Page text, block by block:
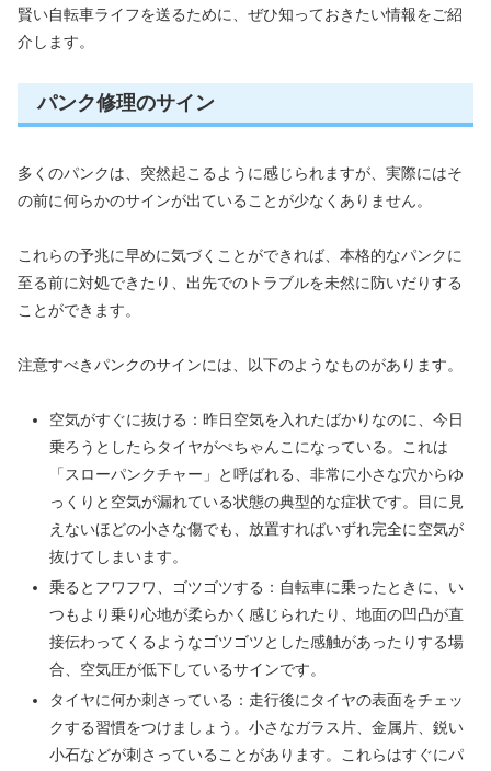
賢い自転車ライフを送るために、ぜひ知っておきたい情報をご紹
介します。
パンク修理のサイン
多くのパンクは、突然起こるように感じられますが、実際にはそ
の前に何らかのサインが出ていることが少なくありません。
これらの予兆に早めに気づくことができれば、本格的なパンクに
至る前に対処できたり、出先でのトラブルを未然に防いだりする
ことができます。
注意すべきパンクのサインには、以下のようなものがあります。
空気がすぐに抜ける：昨日空気を入れたばかりなのに、今日
乗ろうとしたらタイヤがぺちゃんこになっている。これは
「スローパンクチャー」と呼ばれる、非常に小さな穴からゆ
っくりと空気が漏れている状態の典型的な症状です。目に見
えないほどの小さな傷でも、放置すればいずれ完全に空気が
抜けてしまいます。
乗るとフワフワ、ゴツゴツする：自転車に乗ったときに、い
つもより乗り心地が柔らかく感じられたり、地面の凹凸が直
接伝わってくるようなゴツゴツとした感触があったりする場
合、空気圧が低下しているサインです。
タイヤに何か刺さっている：走行後にタイヤの表面をチェッ
クする習慣をつけましょう。小さなガラス片、金属片、鋭い
小石などが刺さっていることがあります。これらはすぐにパ